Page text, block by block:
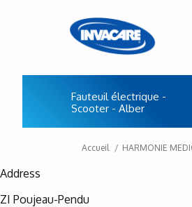
Fauteuil électrique -
Scooter - Alber
Accueil HARMONIE
Address
ZI Poujeau-Pendu